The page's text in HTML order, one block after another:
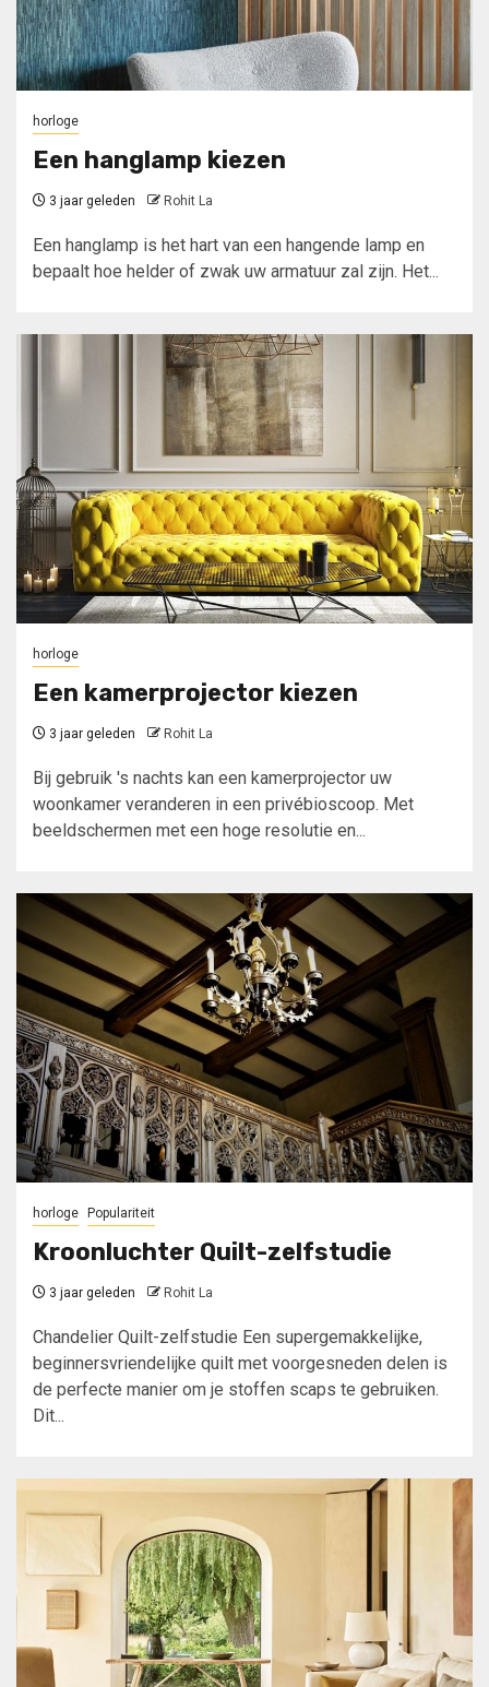
horloge
Een hanglamp kiezen
3 jaar geleden Rohit La
Een hanglamp is het hart van een hangende lamp en
bepaalt hoe helder of zwak uw armatuur zal zijn. Het...
horloge
Een kamerprojector kiezen
3 jaar geleden Rohit La
Bij gebruik 's nachts kan een kamerprojector uw
woonkamer veranderen in een privébioscoop. Met
beeldschermen met een hoge resolutie en...
horloge Populariteit
Kroonluchter Quilt-zelfstudie
3 jaar geleden Rohit La
Chandelier Quilt-zelfstudie Een supergemakkelijke,
beginnersvriendelijke quilt met voorgesneden delen is
de perfecte manier om je stoffen scaps te gebruiken.
Dit...